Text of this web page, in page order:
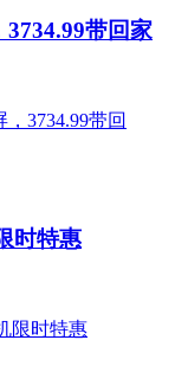
带回家
时特惠